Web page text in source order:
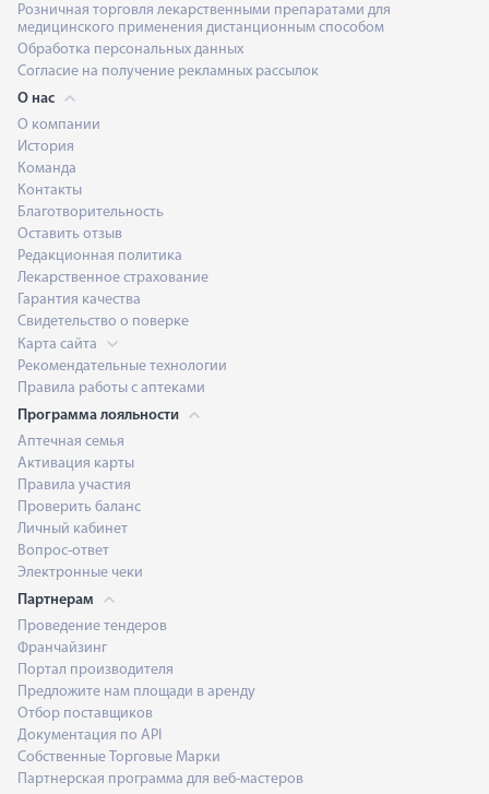
Розничная торговля лекарственными препаратами для
медицинского применения дистанционным способом
Обработка персональных данных
Согласие на получение рекламных рассылок
О нас
О компании
История
Команда
Контакты
Благотворительность
Оставить отзыв
Редакционная политика
Лекарственное страхование
Гарантия качества
Свидетельство о поверке
Карта сайта
Рекомендательные технологии
Правила работы с аптеками
Программа лояльности
Аптечная семья
Активация карты
Правила участия
Проверить баланс
Личный кабинет
Вопрос-ответ
Электронные чеки
Партнерам
Проведение тендеров
Франчайзинг
Портал производителя
Предложите нам площади в аренду
Отбор поставщиков
Документация по API
Собственные Торговые Марки
Партнерская программа для веб-мастеров